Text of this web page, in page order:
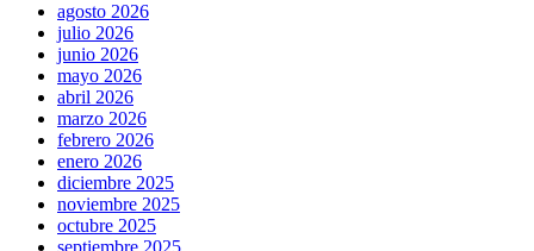
agosto 2026
julio 2026
junio 2026
mayo 2026
abril 2026
marzo 2026
febrero 2026
enero 2026
diciembre 2025
noviembre 2025
octubre 2025